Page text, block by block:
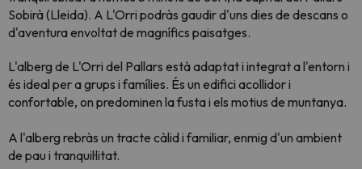
Sobirà (Lleida). A L'Orri podràs gaudir d'uns dies de descans o
d'aventura envoltat de magnífics paisatges.
L'alberg de L'Orri del Pallars està adaptat i integrat a l'entorn i
és ideal per a grups i famílies. És un edifici acollidor i
confortable, on predominen la fusta i els motius de muntanya.
A l'alberg rebràs un tracte càlid i familiar, enmig d'un ambient
de pau i tranquil·litat.